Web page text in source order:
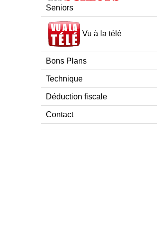
Seniors
Vu à la télé
Bons Plans
Technique
Déduction fiscale
Contact